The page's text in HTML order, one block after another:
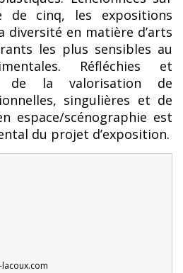
de cinq, les expositions
diversité en matière d’arts
les plus sensibles au
Réfléchies et
de la valorisation de
singulières et de
espace/scénographie est
du projet d’exposition.